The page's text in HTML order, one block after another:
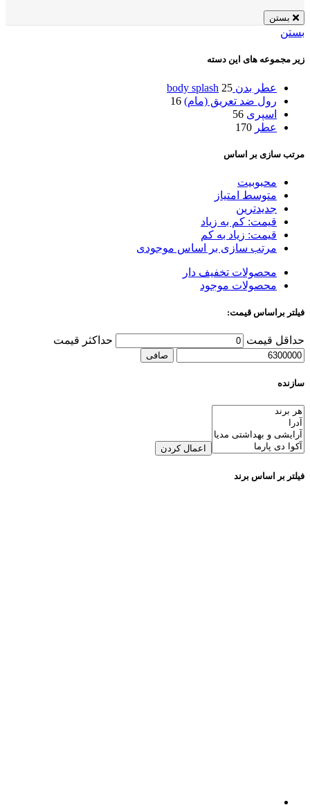
بستن
بستن
زیر مجموعه های این دسته
عطر بدن body splash 25
رول ضد تعریق (مام) 16
اسپری 56
عطر 170
مرتب سازی بر اساس
محبوبیت
متوسط امتیاز
جدیدترین
قیمت: کم به زیاد
قیمت: زیاد به کم
مرتب سازی بر اساس موجودی
محصولات تخفیف دار
محصولات موجود
فیلتر براساس قیمت:
حداقل قیمت حداكثر قيمت
صافی
سازنده
اعمال کردن
فیلتر بر اساس برند